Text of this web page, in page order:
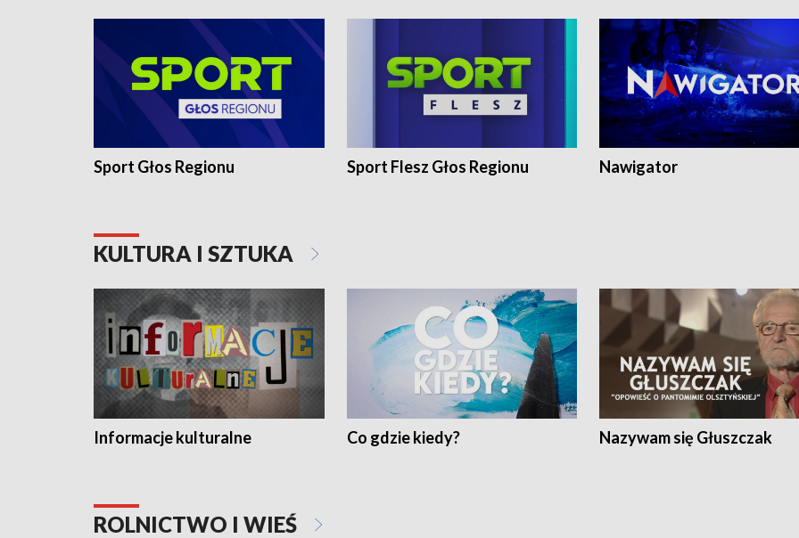
Sport Głos Regionu Sport Flesz Głos Regionu Nawigator
KULTURA I SZTUKA
Informacje kulturalne Co gdzie kiedy? Nazywam się Głuszczak
ROLNICTWO I WIEŚ